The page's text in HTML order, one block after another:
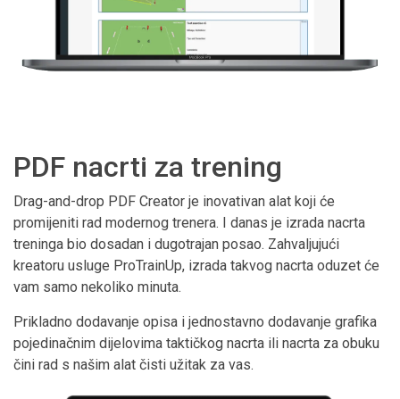
PDF nacrti za trening
Drag-and-drop PDF Creator je inovativan alat koji će
promijeniti rad modernog trenera. I danas je izrada nacrta
treninga bio dosadan i dugotrajan posao. Zahvaljujući
kreatoru usluge ProTrainUp, izrada takvog nacrta oduzet će
vam samo nekoliko minuta.
Prikladno dodavanje opisa i jednostavno dodavanje grafika
pojedinačnim dijelovima taktičkog nacrta ili nacrta za obuku
čini rad s našim alat čisti užitak za vas.